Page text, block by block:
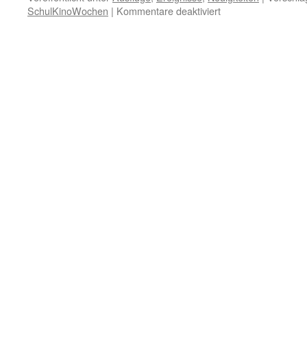
SchulKinoWochen | Kommentare deaktiviertfür